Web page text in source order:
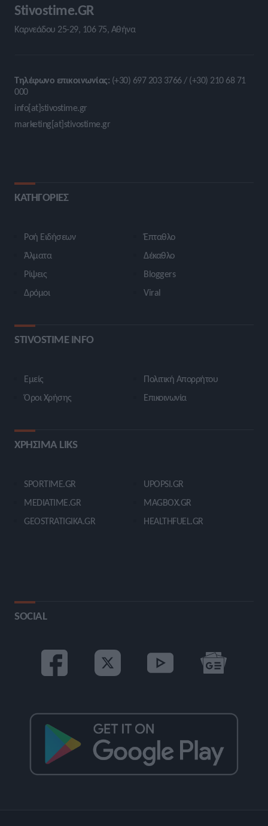
Stivostime.GR
Καρνεάδου 25-29, 106 75, Αθήνα
Τηλέφωνο επικοινωνίας: (+30) 697 203 3766 / (+30) 210 68 71
000
info[at]stivostime.gr
marketing[at]stivostime.gr
ΚΑΤΗΓΟΡΙΕΣ
Ροή Ειδήσεων
Άλματα
Ρίψεις
Δρόμοι
Έπταθλο
Δέκαθλο
Bloggers
Viral
STIVOSTIME INFO
Εμείς
Όροι Χρήσης
Πολιτική Απορρήτου
Επικοινωνία
ΧΡΗΣΙΜΑ LIKS
SPORTIME.GR
MEDIATIME.GR
GEOSTRATIGIKA.GR
UPOPSI.GR
MAGBOX.GR
HEALTHFUEL.GR
SOCIAL